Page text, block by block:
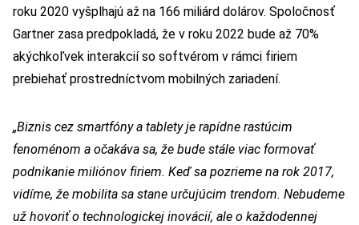
roku 2020 vyšplhajú až na 166 miliárd dolárov. Spoločnosť
Gartner zasa predpokladá, že v roku 2022 bude až 70%
akýchkoľvek interakcií so softvérom v rámci firiem
prebiehať prostredníctvom mobilných zariadení.
„Biznis cez smartfóny a tablety je rapídne rastúcim
fenoménom a očakáva sa, že bude stále viac formovať
podnikanie miliónov firiem. Keď sa pozrieme na rok 2017,
vidíme, že mobilita sa stane určujúcim trendom. Nebudeme
už hovoriť o technologickej inovácií, ale o každodennej